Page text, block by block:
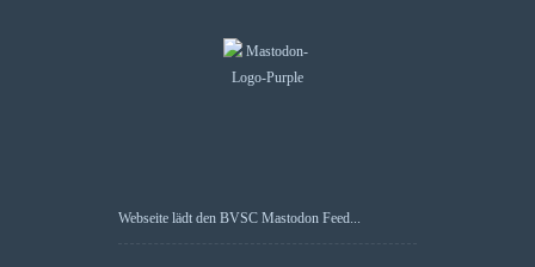
Webseite lädt den BVSC Mastodon Feed...